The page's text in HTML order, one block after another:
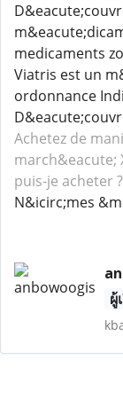
medicaments
Viatris est un
ordonnance
Achetez de
march&eacute;
puis-je acheter
N&icirc;mes
ผู้